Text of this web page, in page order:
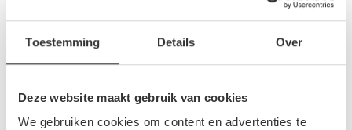
Toestemming Details Over
Deze website maakt gebruik van cookies
We gebruiken cookies om content en advertenties te
s-Heer Arendskerke
Serooskerke
Vlissingen